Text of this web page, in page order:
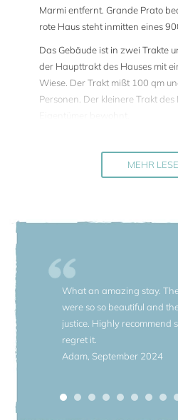
Marmi entfernt. Grande Prato
rote Haus steht inmitten eines
Das Gebäude ist in zwei Trakte
der Haupttrakt des Hauses mit
Wiese. Der Trakt mißt 100 qm
Personen. Der kleinere Trakt
Schattenläden in allen Zimmern
der Fußboden ist mit hellen
privat, steht nur den Gästen von
Verfügung. Der Blick vom
Alpen. Das ganze Grundstück
von einer dichten Hecke
eine private Atmosphäre. Vor
aufgekieselter Parkplatz.
Badeurlaub am exklusiven
MEHR
What an amazing stay.
were so so beautiful and
justice. Highly recommend
regret it.
Adam, September 2024